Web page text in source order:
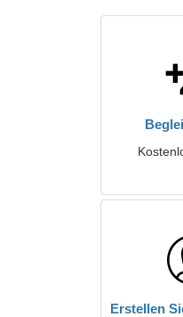
Erstellen